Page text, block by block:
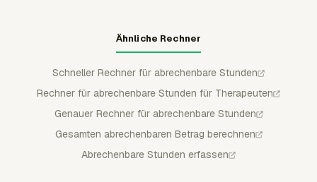
Ähnliche Rechner
Schneller Rechner für abrechenbare Stunden
Rechner für abrechenbare Stunden für Therapeuten
Genauer Rechner für abrechenbare Stunden
Gesamten abrechenbaren Betrag berechnen
Abrechenbare Stunden erfassen